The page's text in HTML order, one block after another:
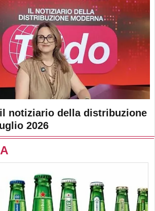
notiziario della distribuzione
2026